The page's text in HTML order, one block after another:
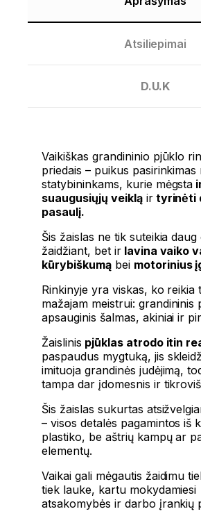
Atsiliepimai
D.U.K
Vaikiškas grandininio pjūklo
priedais – puikus pasirinkimas
statybininkams, kurie mėgsta
suaugusiųjų veikląirtyrinėti
pasaulį.
Šis žaislas ne tik suteikia daug
žaidžiant, bet irlavina vaiko
kūrybiškumąbei motorinius
Rinkinyje yra viskas, ko reikia
mažajam meistrui: grandininis
apsauginis šalmas, akiniai ir
Žaislinis pjūklas atrodo itin
paspaudus mygtuką, jis
imituoja grandinės judėjimą,
tampa dar įdomesnis ir
Šis žaislas sukurtas
– visos detalės pagamintos iš
plastiko, be aštrių kampų ar
elementų.
Vaikai gali mėgautis žaidimu
tiek lauke, kartu mokydamiesi
atsakomybės ir darbo įrankių